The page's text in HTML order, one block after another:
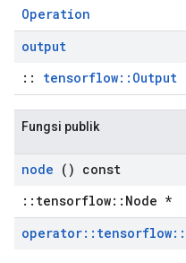
Operation
output
:: tensorflow::Output
Fungsi publik
node () const
::tensorflow::Node *
operator:: tensorflow::